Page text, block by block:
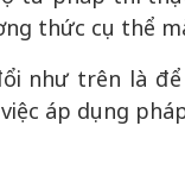
thức cụ thể
như trên là
áp dụng